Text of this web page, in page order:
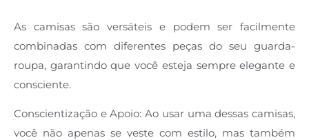
As camisas são versáteis e podem ser facilmente
combinadas com diferentes peças do seu guarda-
roupa, garantindo que você esteja sempre elegante e
consciente.
Conscientização e Apoio: Ao usar uma dessas camisas,
você não apenas se veste com estilo, mas também